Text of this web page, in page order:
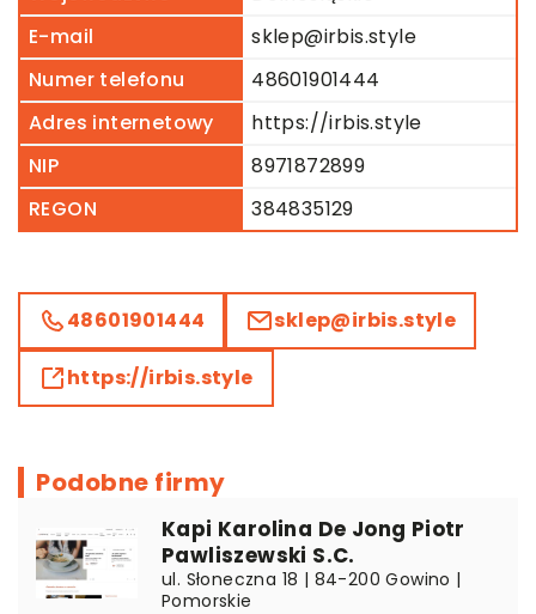
E-mail
sklep@irbis.style
Numer telefonu
48601901444
Adres internetowy
https://irbis.style
NIP
8971872899
REGON
384835129
48601901444 sklep@irbis.style
https://irbis.style
Podobne firmy
Kapi Karolina De Jong Piotr
Pawliszewski S.C.
ul. Słoneczna 18 | 84-200 Gowino |
Pomorskie